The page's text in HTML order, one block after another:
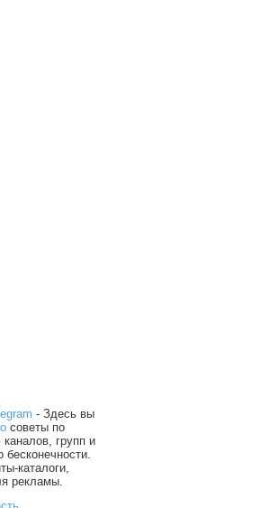
- Здесь вы
советы по
групп и
бесконечности.
каталоги,
рекламы.